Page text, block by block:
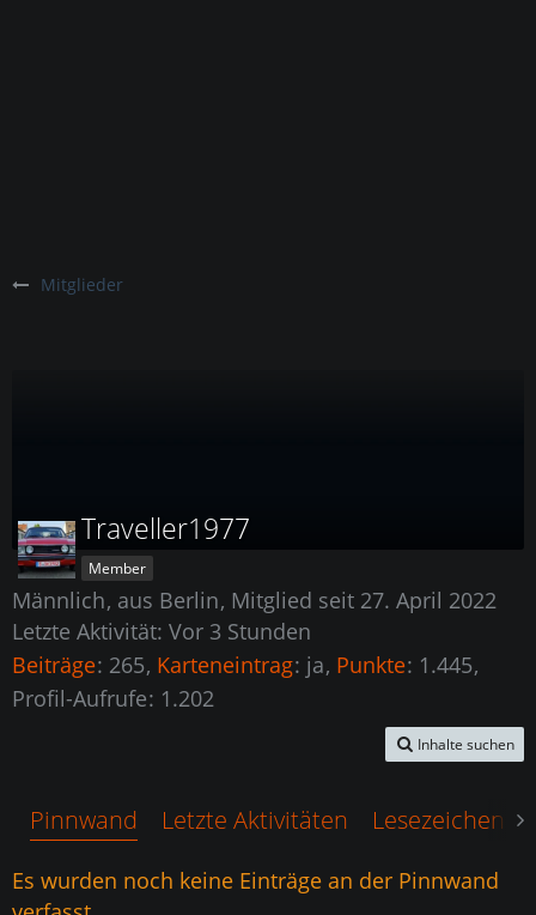
Mitglieder
Traveller1977
Member
Männlich aus Berlin Mitglied seit 27. April 2022
Letzte Aktivität: Vor 3 Stunden
Beiträge 265 Karteneintrag ja Punkte 1.445
Profil-Aufrufe 1.202
Inhalte suchen
Pinnwand Letzte Aktivitäten Lesezeichen
Es wurden noch keine Einträge an der Pinnwand